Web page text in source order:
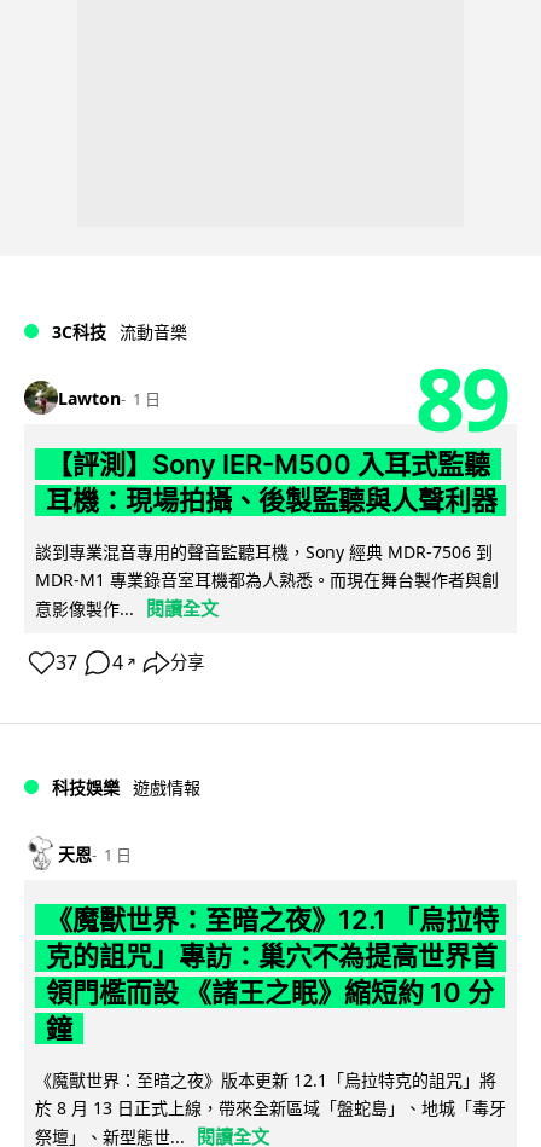
3C科技 流動音樂
Lawton 1 日 89
【評測】Sony IER-M500 入耳式監聽
耳機：現場拍攝、後製監聽與人聲利器
談到專業混音專用的聲音監聽耳機，Sony 經典 MDR-7506 到
MDR-M1 專業錄音室耳機都為人熟悉。而現在舞台製作者與創
意影像製作...
閱讀全文
37 4 ↗ 分享
科技娛樂 遊戲情報
天恩 1 日
《魔獸世界：至暗之夜》12.1 「烏拉特
克的詛咒」專訪：巢穴不為提高世界首
領門檻而設 《諸王之眠》縮短約 10 分
鐘
《魔獸世界：至暗之夜》版本更新 12.1「烏拉特克的詛咒」將
於 8 月 13 日正式上線，帶來全新區域「盤蛇島」、地城「毒牙
祭壇」、新型態世...
閱讀全文